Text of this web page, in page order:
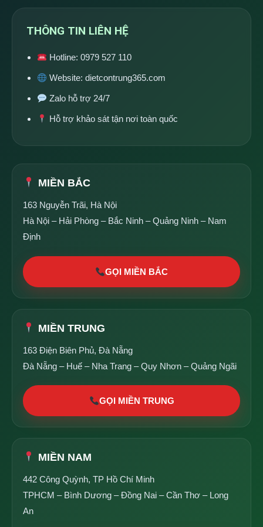
THÔNG TIN LIÊN HỆ
Hotline:0979 527 110
Website:dietcontrung365.com
Zalo hỗ trợ 24/7
Hỗ trợ khảo sát tận nơi toàn quốc
MIỀN BẮC
163 Nguyễn Trãi, Hà Nội
Hà Nội – Hải Phòng – Bắc Ninh – Quảng Ninh – Nam
Định
GỌI MIỀN BẮC
MIỀN TRUNG
163 Điện Biên Phủ, Đà Nẵng
Đà Nẵng – Huế – Nha Trang – Quy Nhơn – Quảng Ngãi
GỌI MIỀN TRUNG
MIỀN NAM
442 Công Quỳnh, TP Hồ Chí Minh
TPHCM – Bình Dương – Đồng Nai – Cần Thơ – Long
An